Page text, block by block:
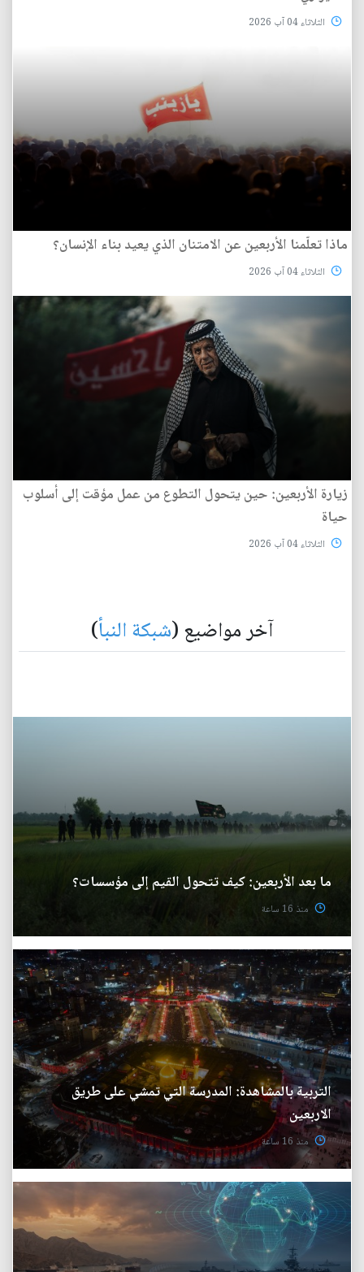
الثلاثاء 04 آب 2026
ماذا تعلّمنا الأربعين عن الامتنان الذي يعيد بناء الإنسان؟
الثلاثاء 04 آب 2026
زيارة الأربعين: حين يتحول التطوع من عمل مؤقت إلى أسلوب
حياة
الثلاثاء 04 آب 2026
آخر مواضيع (شبكة النبأ)
ما بعد الأربعين: كيف تتحول القيم إلى مؤسسات؟
منذ 16 ساعة
التربية بالمشاهدة: المدرسة التي تمشي على طريق
الاربعين
منذ 16 ساعة